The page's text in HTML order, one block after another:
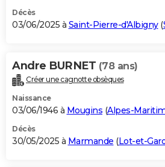
Décès
03/06/2025 à Saint-Pierre-d'Albigny(
Andre BURNET (78 ans)
Créer une cagnotte obsèques
Naissance
03/06/1946 à Mougins (Alpes-
Décès
30/05/2025 à Marmande (Lot-et-